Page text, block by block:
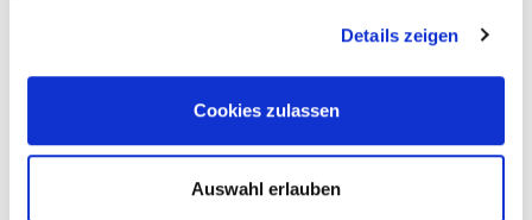
Details zeigen
Cookies zulassen
Auswahl erlauben